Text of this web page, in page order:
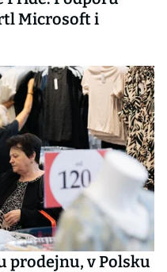
Microsoft i
prodejnu, v Polsku